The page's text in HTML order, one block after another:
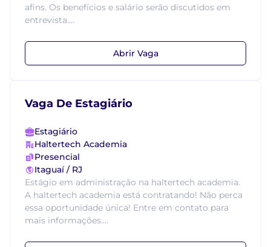
afins. Os benefícios e salário serão discutidos em
entrevista....
Abrir Vaga
Vaga De Estagiário
Estagiário
Haltertech Academia
Presencial
Itaguaí / RJ
Estágio em administração na haltertech academia.
A haltertech academia está contratando! Não perca
essa oportunidade única! Entre em contato para
mais informações....